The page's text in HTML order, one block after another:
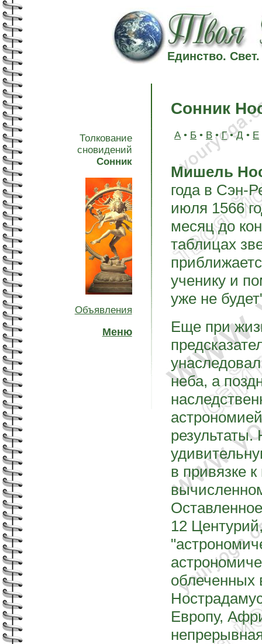
Единство.
Толкование
сновидений
Сонник
Объявления
Меню
Сонник
А • Б • В •Г•Д • Е
Мишель
года в Сэн-
июля 1566
месяц до
таблицах
ученику и
уже не
Еще при
неба, а
результаты.
в привязке
12
Европу,